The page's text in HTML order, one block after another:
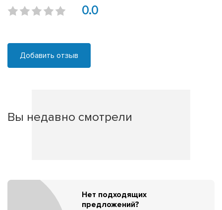
0.0
Добавить отзыв
Вы недавно смотрели
Нет подходящих
предложений?